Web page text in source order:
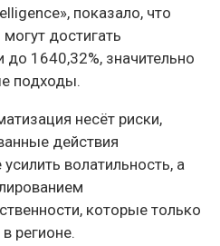
показало, что
достигать
1640,32%, значительно
подходы.
несёт риски,
действия
волатильность, а
которые только
регионе.